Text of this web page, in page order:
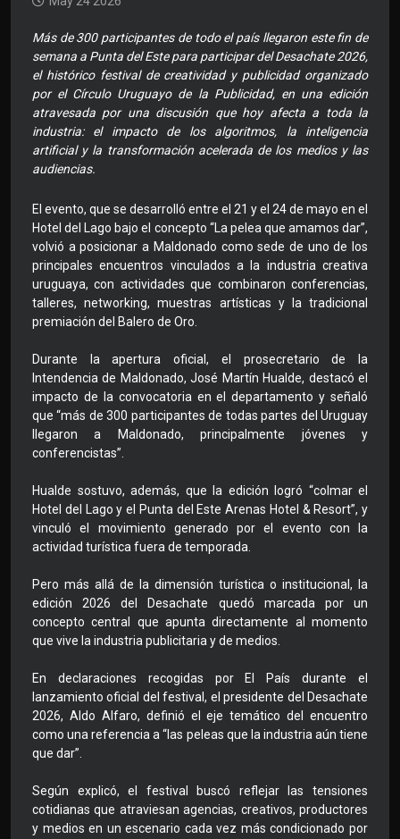
Más de 300 participantes de todo el país llegaron este fin de
semana a Punta del Este para participar del Desachate 2026,
el histórico festival de creatividad y publicidad organizado
por el Círculo Uruguayo de la Publicidad, en una edición
atravesada por una discusión que hoy afecta a toda la
industria: el impacto de los algoritmos, la inteligencia
artificial y la transformación acelerada de los medios y las
audiencias.
El evento, que se desarrolló entre el 21 y el 24 de mayo en el
Hotel del Lago bajo el concepto “La pelea que amamos dar”,
volvió a posicionar a Maldonado como sede de uno de los
principales encuentros vinculados a la industria creativa
uruguaya, con actividades que combinaron conferencias,
talleres, networking, muestras artísticas y la tradicional
premiación del Balero de Oro.
Durante la apertura oficial, el prosecretario de la
Intendencia de Maldonado, José Martín Hualde, destacó el
impacto de la convocatoria en el departamento y señaló
que “más de 300 participantes de todas partes del Uruguay
llegaron a Maldonado, principalmente jóvenes y
conferencistas”.
Hualde sostuvo, además, que la edición logró “colmar el
Hotel del Lago y el Punta del Este Arenas Hotel & Resort”, y
vinculó el movimiento generado por el evento con la
actividad turística fuera de temporada.
Pero más allá de la dimensión turística o institucional, la
edición 2026 del Desachate quedó marcada por un
concepto central que apunta directamente al momento
que vive la industria publicitaria y de medios.
En declaraciones recogidas por El País durante el
lanzamiento oficial del festival, el presidente del Desachate
2026, Aldo Alfaro, definió el eje temático del encuentro
como una referencia a “las peleas que la industria aún tiene
que dar”.
Según explicó, el festival buscó reflejar las tensiones
cotidianas que atraviesan agencias, creativos, productores
y medios en un escenario cada vez más condicionado por